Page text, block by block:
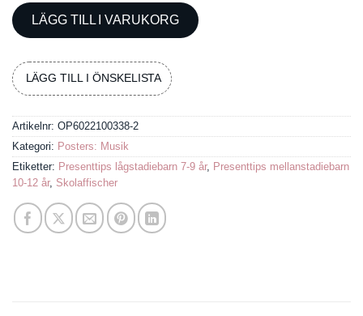
LÄGG TILL I VARUKORG
LÄGG TILL I ÖNSKELISTA
Artikelnr: OP6022100338-2
Kategori: Posters: Musik
Etiketter: Presenttips lågstadiebarn 7-9 år, Presenttips mellanstadiebarn
10-12 år, Skolaffischer